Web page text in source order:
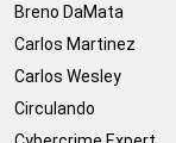
Breno DaMata
Carlos Martinez
Carlos Wesley
Circulando